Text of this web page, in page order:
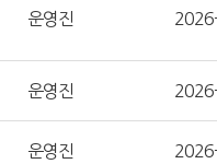
운영진
운영진
운영진